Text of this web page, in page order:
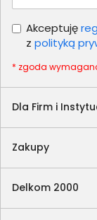
Dla Firm i
Zakupy
Delkom 2000
Akceptuję
z polityką
* zgoda